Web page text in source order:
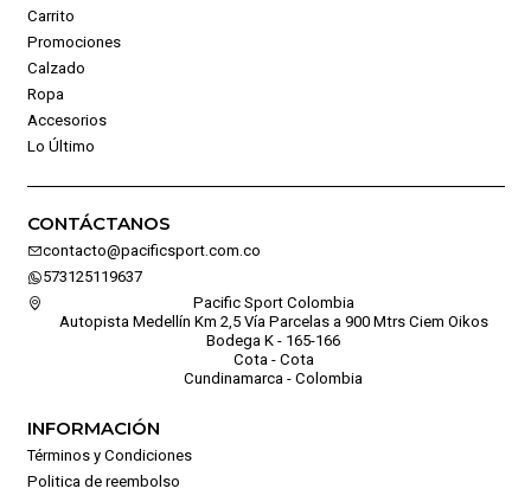
Carrito
Promociones
Calzado
Ropa
Accesorios
Lo Último
CONTÁCTANOS
contacto@pacificsport.com.co
573125119637
Pacific Sport Colombia
Autopista Medellín Km 2,5 Vía Parcelas a 900 Mtrs Ciem Oikos
Bodega K - 165-166
Cota - Cota
Cundinamarca - Colombia
INFORMACIÓN
Términos y Condiciones
Politica de reembolso